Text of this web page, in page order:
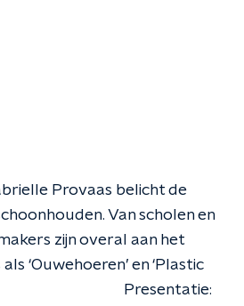
Provaas belicht de
Van scholen en
zijn overal aan het
‘Ouwehoeren’ en ‘Plastic